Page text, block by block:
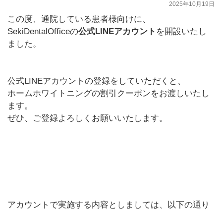
2025年10月19日
この度、通院している患者様向けに、
SekiDentalOfficeの公式LINEアカウント を開設いたし
ました。
公式LINEアカウントの登録をしていただくと、
ホームホワイトニングの割引クーポンをお渡しいたし
ます。
ぜひ、ご登録よろしくお願いいたします。
アカウントで実施する内容としましては、以下の通り